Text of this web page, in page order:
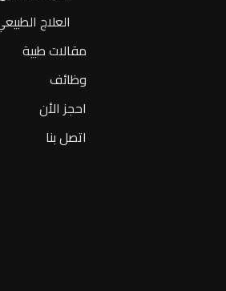
العلاج
مقالات طبية
وظائف
احجز الأن
اتصل بنا